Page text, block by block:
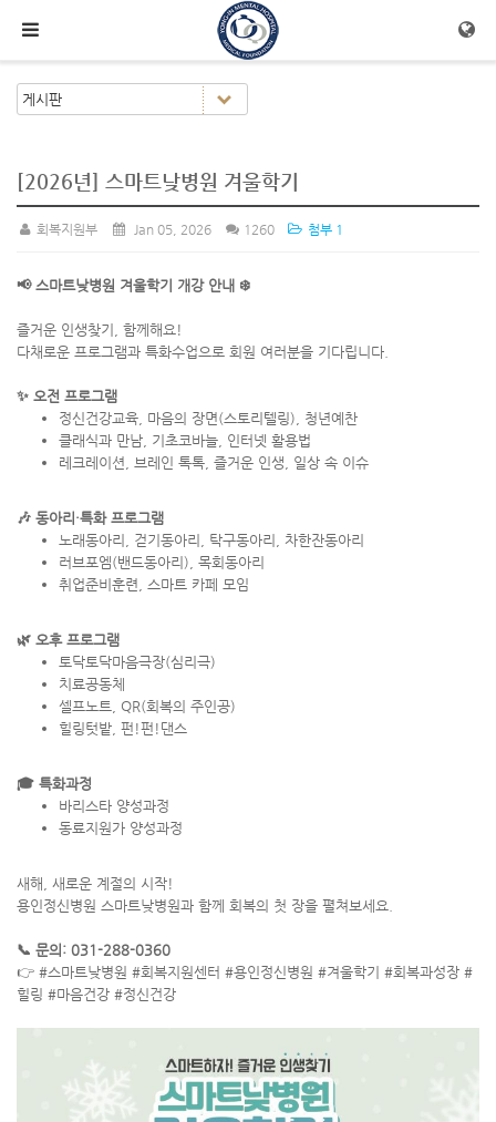
[2026년] 스마트낮병원 겨울학기
회복지원부 Jan 05, 2026 1260 첨부 1
📢 스마트낮병원 겨울학기 개강 안내 ❄️
즐거운 인생찾기, 함께해요!
다채로운 프로그램과 특화수업으로 회원 여러분을 기다립니다.
✨ 오전 프로그램
정신건강교육, 마음의 장면(스토리텔링), 청년예찬
클래식과 만남, 기초코바늘, 인터넷 활용법
레크레이션, 브레인 톡톡, 즐거운 인생, 일상 속 이슈
🎶 동아리·특화 프로그램
노래동아리, 걷기동아리, 탁구동아리, 차한잔동아리
러브포엠(밴드동아리), 목회동아리
취업준비훈련, 스마트 카페 모임
🌿 오후 프로그램
토닥토닥마음극장(심리극)
치료공동체
셀프노트, QR(회복의 주인공)
힐링텃밭, 펀!펀!댄스
🎓 특화과정
바리스타 양성과정
동료지원가 양성과정
새해, 새로운 계절의 시작!
용인정신병원 스마트낮병원과 함께 회복의 첫 장을 펼쳐보세요.
📞 문의: 031-288-0360
👉 #스마트낮병원 #회복지원센터 #용인정신병원 #겨울학기 #회복과성장 #
힐링 #마음건강 #정신건강